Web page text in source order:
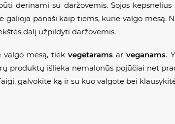
derinami su daržovėmis. Sojos
panaši kaip tiems, kurie valgo mėsą.
dalį užpildyti daržovėmis.
valgo mėsą, tiekvegetarams arveganams.
produktų išlieka nemalonūs pojūčiai net
galvokite ką ir su kuo valgote bei